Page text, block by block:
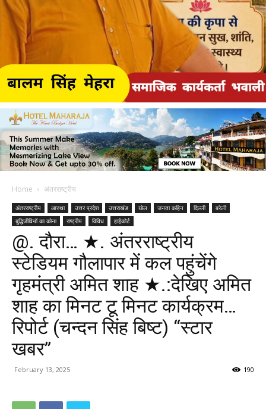
Home अंतरराष्ट्रीय
अंतरराष्ट्रीय आस्था उत्तर प्रदेश उत्तराखंड खेल जनता कहिन दिल्ली
बरेली
बुद्धिजीवियों का कोना
राष्ट्रीय विविध हाईकोर्ट
@. दौरा… ★. अंतरराष्ट्रीय
स्टेडियम गौलापार में कल पहुंचेंगे
गृहमंत्री अमित शाह ★.:देखिए अमित
शाह का मिनट टू मिनट कार्यक्रम…
रिपोर्ट (चन्दन सिंह बिष्ट) “स्टार
खबर”
February 13, 2025 190